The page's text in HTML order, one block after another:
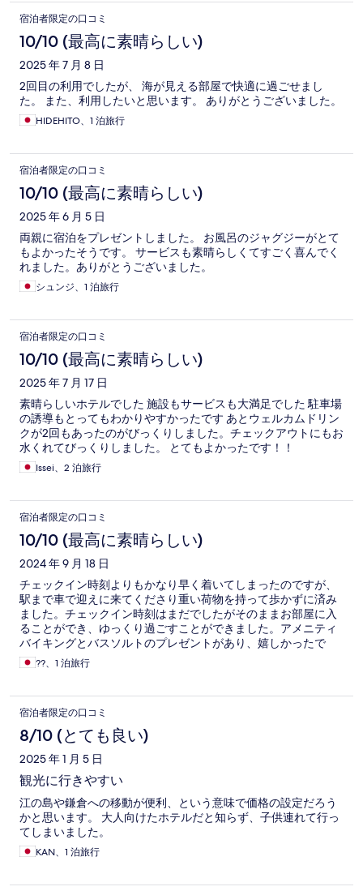
宿泊者限定の口コミ
10/10 (最高に素晴らしい)
2025 年 7 月 8 日
2回目の利用でしたが、 海が見える部屋で快適に過ごせまし
た。 また、利用したいと思います。 ありがとうございました。
HIDEHITO、1 泊旅行
宿泊者限定の口コミ
10/10 (最高に素晴らしい)
2025 年 6 月 5 日
両親に宿泊をプレゼントしました。 お風呂のジャグジーがとて
もよかったそうです。 サービスも素晴らしくてすごく喜んでく
れました。ありがとうございました。
シュンジ、1 泊旅行
宿泊者限定の口コミ
10/10 (最高に素晴らしい)
2025 年 7 月 17 日
素晴らしいホテルでした 施設もサービスも大満足でした 駐車場
の誘導もとってもわかりやすかったです あとウェルカムドリン
クが2回もあったのがびっくりしました。チェックアウトにもお
水くれてびっくりしました。 とてもよかったです！！
Issei、2 泊旅行
宿泊者限定の口コミ
10/10 (最高に素晴らしい)
2024 年 9 月 18 日
チェックイン時刻よりもかなり早く着いてしまったのですが、
駅まで車で迎えに来てくださり重い荷物を持って歩かずに済み
ました。チェックイン時刻はまだでしたがそのままお部屋に入
ることができ、ゆっくり過ごすことができました。アメニティ
バイキングとバスソルトのプレゼントがあり、嬉しかったで
す！??、1 泊旅行
宿泊者限定の口コミ
8/10 (とても良い)
2025 年 1 月 5 日
観光に行きやすい
江の島や鎌倉への移動が便利、という意味で価格の設定だろう
かと思います。 大人向けたホテルだと知らず、子供連れて行っ
てしまいました。
KAN、1 泊旅行